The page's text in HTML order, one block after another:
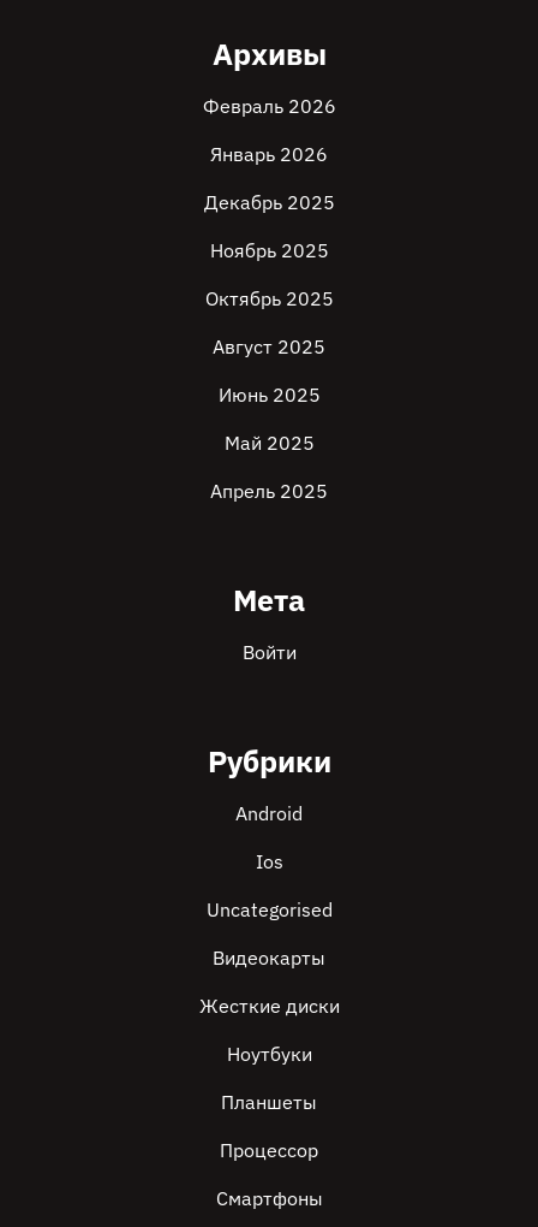
Архивы
Февраль 2026
Январь 2026
Декабрь 2025
Ноябрь 2025
Октябрь 2025
Август 2025
Июнь 2025
Май 2025
Апрель 2025
Мета
Войти
Рубрики
Android
Ios
Uncategorised
Видеокарты
Жесткие диски
Ноутбуки
Планшеты
Процессор
Смартфоны